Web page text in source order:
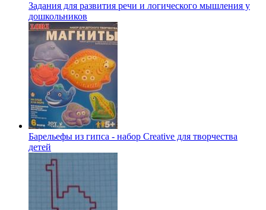
Задания для развития речи и логического мышления у
дошкольников
Барельефы из гипса - набор Creative для творчества
детей